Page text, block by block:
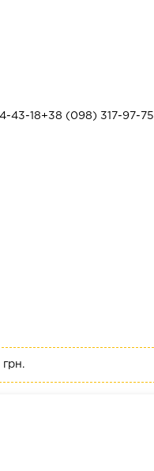
43-18+38 (098) 317-97-75
грн.